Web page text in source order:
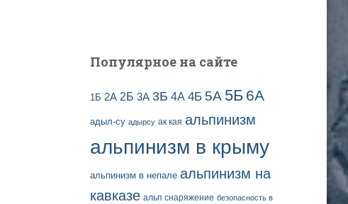
Популярное на сайте
1Б 2А 2Б 3А 3Б 4А 4Б 5А 5Б 6А
адыл-су адырсу ак кая альпинизм
альпинизм в крыму
альпинизм в непале альпинизм на
кавказе альп снаряжение безопасность в